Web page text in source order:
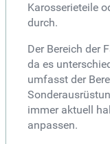
Karosserieteile
durch.
Der Bereich der
da es
umfasst der
immer aktuell
anpassen.